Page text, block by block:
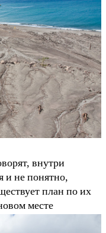
внутри
и не понятно,
план по их
месте